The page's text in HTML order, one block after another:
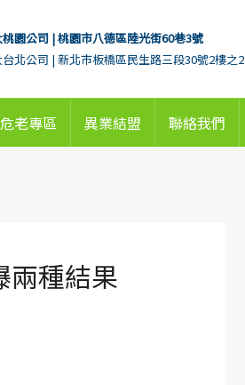
園公司 | 桃園市八德區陸光街60巷3號
北公司 | 新北市板橋區民生路三段30號2樓之2
危老專區 異業結盟 聯絡我們
兩種結果